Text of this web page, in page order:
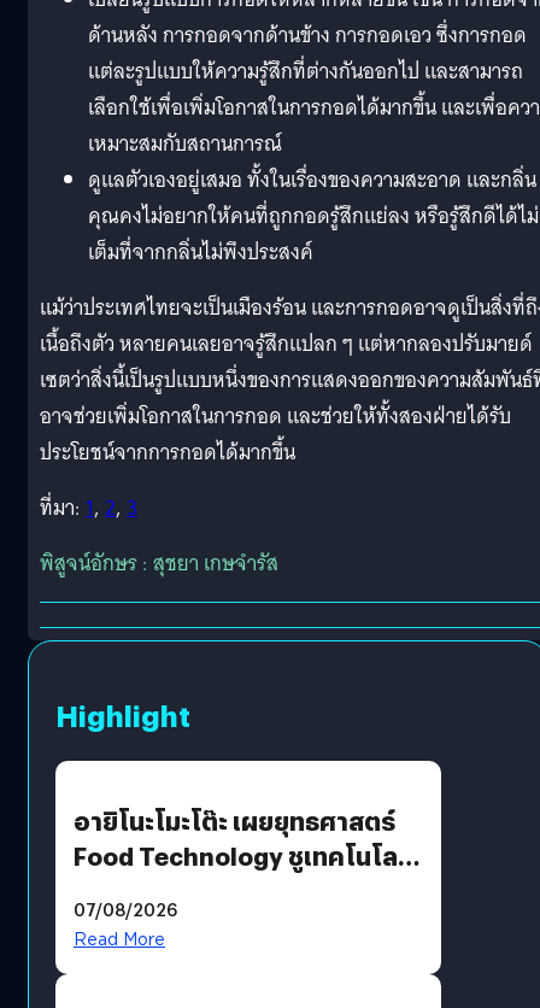
ด้านหลัง การกอดจากด้านข้าง การกอดเอว ซึ่งการกอด
แต่ละรูปแบบให้ความรู้สึกที่ต่างกันออกไป และสามารถ
เลือกใช้เพื่อเพิ่มโอกาสในการกอดได้มากขึ้น และเพื่อคว
เหมาะสมกับสถานการณ์
ดูแลตัวเองอยู่เสมอ ทั้งในเรื่องของความสะอาด และกลิ่น
คุณคงไม่อยากให้คนที่ถูกกอดรู้สึกแย่ลง หรือรู้สึกดีได้ไม่
เต็มที่จากกลิ่นไม่พึงประสงค์
แม้ว่าประเทศไทยจะเป็นเมืองร้อน และการกอดอาจดูเป็นสิ่งที่
เนื้อถึงตัว หลายคนเลยอาจรู้สึกแปลก ๆ แต่หากลองปรับมายด์
เซตว่าสิ่งนี้เป็นรูปแบบหนึ่งของการแสดงออกของความสัมพัน
อาจช่วยเพิ่มโอกาสในการกอด และช่วยให้ทั้งสองฝ่ายได้รับ
ประโยชน์จากการกอดได้มากขึ้น
ที่มา: 1, 2, 3
พิสูจน์อักษร : สุชยา เกษจำรัส
Highlight
อายิโนะโมะโต๊ะ เผยยุทธศาสตร์
Food Technology ชูเทคโนโลยี
บริโภคและ B2B
07/08/2026
Read More